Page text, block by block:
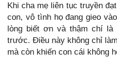
Khi cha mẹ liên tục truyền
con, vô tình họ đang gieo
lòng biết ơn và thậm chí
trước. Điều này không chỉ
mà còn khiến con cái không